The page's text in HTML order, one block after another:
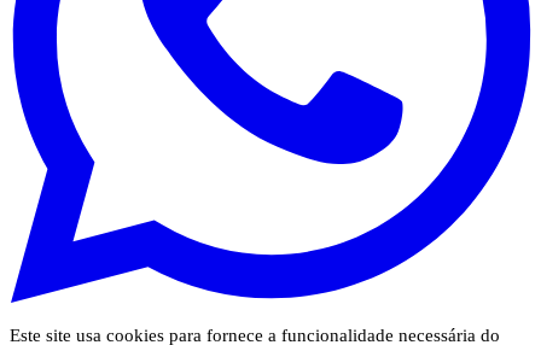
Este site usa cookies para fornece a funcionalidade necessária do